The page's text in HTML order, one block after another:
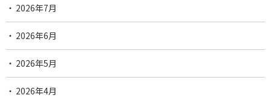
2026年7月
2026年6月
2026年5月
2026年4月